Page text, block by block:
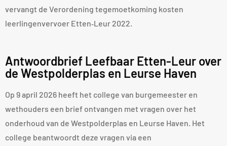
vervangt de Verordening tegemoetkoming kosten
leerlingenvervoer Etten‑Leur 2022.
Antwoordbrief Leefbaar Etten-Leur over
de Westpolderplas en Leurse Haven
Op 9 april 2026 heeft het college van burgemeester en
wethouders een brief ontvangen met vragen over het
onderhoud van de Westpolderplas en Leurse Haven. Het
college beantwoordt deze vragen via een